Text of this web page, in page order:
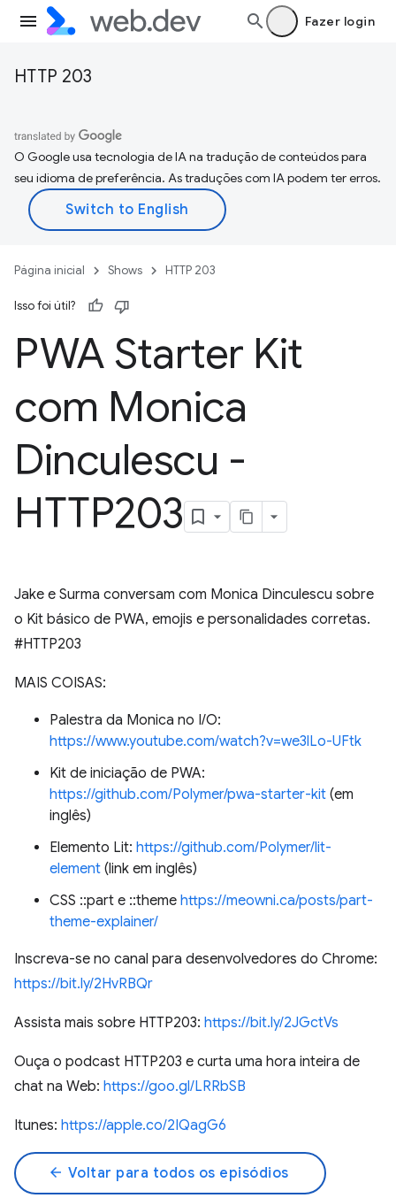
Fazer login
HTTP 203
O Google usa tecnologia de IA na tradução de conteúdos para
seu idioma de preferência. As traduções com IA podem ter erros.
Página inicial Shows HTTP 203
Isso foi útil?
PWA Starter Kit
com Monica
Dinculescu -
HTTP203
Jake e Surma conversam com Monica Dinculescu sobre
o Kit básico de PWA, emojis e personalidades corretas.
#HTTP203
MAIS COISAS:
Palestra da Monica no I/O:
https://www.youtube.com/watch?v=we3lLo-UFtk
Kit de iniciação de PWA:
https://github.com/Polymer/pwa-starter-kit (em
inglês)
Elemento Lit: https://github.com/Polymer/lit-
element (link em inglês)
CSS ::part e ::theme https://meowni.ca/posts/part-
theme-explainer/
Inscreva-se no canal para desenvolvedores do Chrome:
https://bit.ly/2HvRBQr
Assista mais sobre HTTP203: https://bit.ly/2JGctVs
Ouça o podcast HTTP203 e curta uma hora inteira de
chat na Web: https://goo.gl/LRRbSB
Itunes: https://apple.co/2IQagG6
arrow_back Voltar para todos os episódios